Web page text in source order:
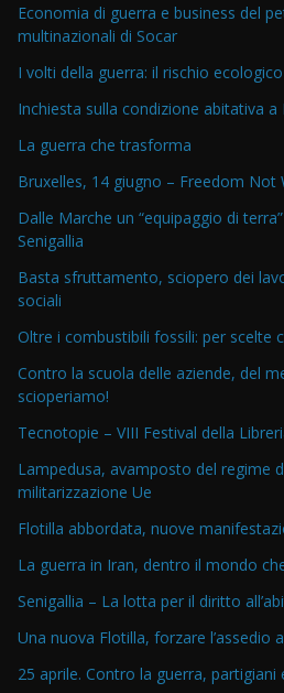
Economia di guerra e business del
multinazionali di Socar
I volti della guerra: il rischio ecologico
Inchiesta sulla condizione abitativa
La guerra che trasforma
Bruxelles, 14 giugno – Freedom Not
Dalle Marche un “equipaggio di
Senigallia
Basta sfruttamento, sciopero dei
sociali
Oltre i combustibili fossili: per scelte
Contro la scuola delle aziende, del
scioperiamo!
Tecnotopie – VIII Festival della
Lampedusa, avamposto del regime
militarizzazione Ue
Flotilla abbordata, nuove
La guerra in Iran, dentro il mondo
Senigallia – La lotta per il diritto
Una nuova Flotilla, forzare l’assedio
25 aprile. Contro la guerra, partigiani